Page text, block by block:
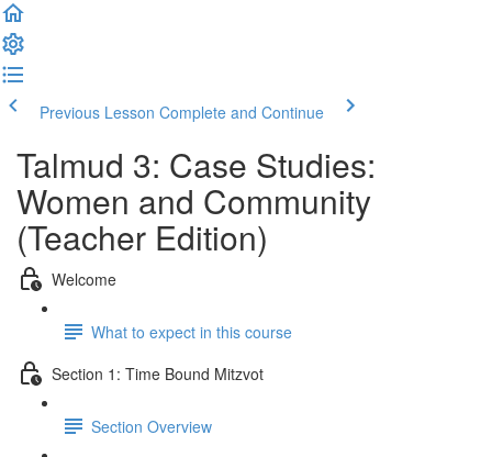
Previous Lesson Complete and Continue
Talmud 3: Case Studies:
Women and Community
(Teacher Edition)
Welcome
What to expect in this course
Section 1: Time Bound Mitzvot
Section Overview